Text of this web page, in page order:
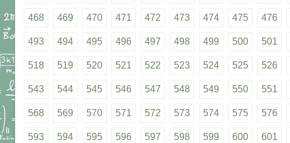
468 469 470 471 472 473 474 475 476
493 494 495 496 497 498 499 500 501
518 519 520 521 522 523 524 525 526
543 544 545 546 547 548 549 550 551
568 569 570 571 572 573 574 575 576
593 594 595 596 597 598 599 600 601